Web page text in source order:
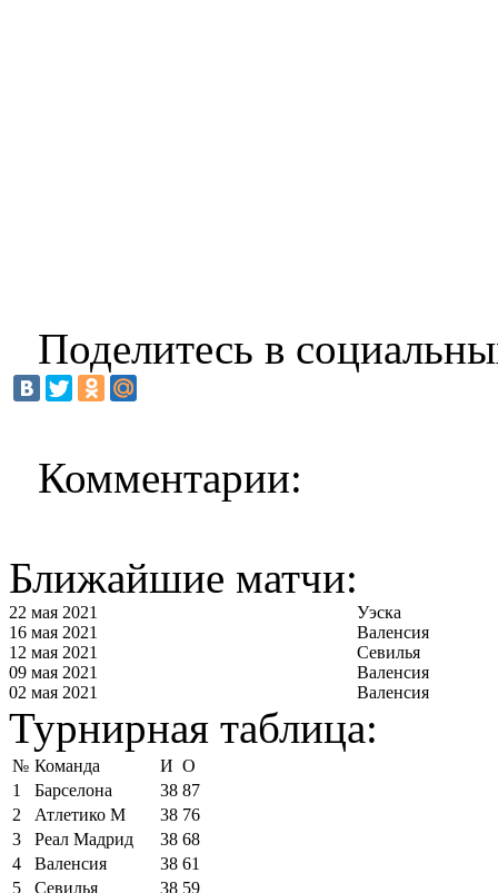
Поделитесь в
Комментарии:
Ближайшие матчи:
22 мая 2021
Уэска
16 мая 2021
Валенсия
12 мая 2021
Севилья
09 мая 2021
Валенсия
02 мая 2021
Валенсия
Турнирная таблица:
№ Команда И О
1
Барселона 38 87
2
Атлетико М 38 76
3
Реал Мадрид 38 68
4
Валенсия 38 61
5
Севилья 38 59